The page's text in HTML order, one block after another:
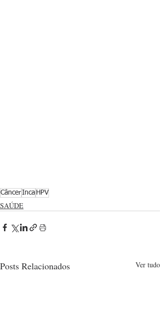
CâncerInca HPV
SAÚDE
Posts Relacionados Ver tudo